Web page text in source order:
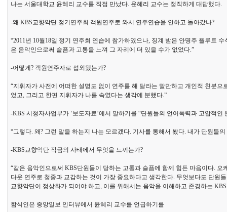
나는 서울대학교 윤혜리 교수를 직접 만났다. 윤혜리 교수는 정직하게 대답했다.
-왜 KBS교향악단 정기연주회 객원연주로 와서 연주연습을 안하고 돌아갔나?
“2011년 10월18일 정기 연주회 연습에 참가하였으나, 징계 받은 안명주 플루트
은 음악인으로써 슬픔과 고통을 느껴 그 자리에 더 있을 수가 없었다.”
-어떻게? 객원연주자로 섭외됐는가?
“지휘자가 사전에 어떠한 설명도 없이 연주를 해 달라는 말만하고 개인적 친분
었고, 그리고 한편 지휘자가 나를 속였다는 생각에 분했다.”
-KBS 시청자사업부가 ‘보도자료’에서 말하기를 “단원들의 언어폭력과 고압적
“그렇다. 왜? 그런 말을 하는지 나는 모르겠다. 기사를 통해서 봤다. 내가 단원들
-KBS교향악단 작금의 사태에서 무엇을 느끼는가?
“같은 음악인으로써 KBS단원들이 당하는 고통과 슬픔에 함께 힘든 마음이다.
다운 연주로 청중과 교감하는 것이 가장 중요하다고 생각한다. 무엇보다도 단원
교향악단이 정상화가 되어야 하고, 이를 위해서는 음악을 이해하고 존경하는
함식인은 중앙일보 인터뷰에서 윤혜리 교수를 언급하기를